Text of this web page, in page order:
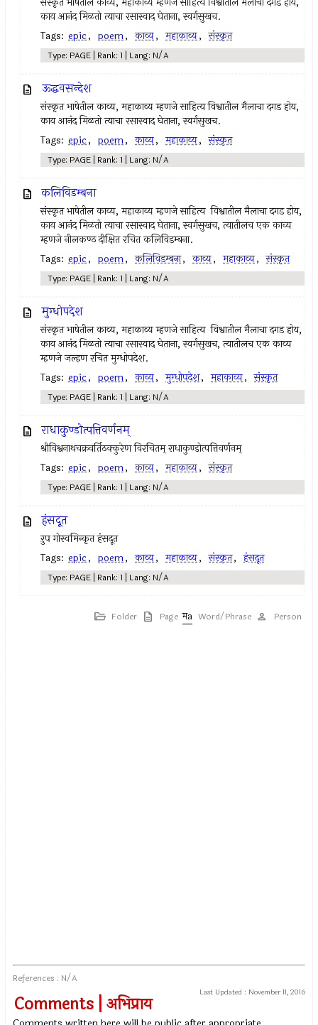
काय आनंद मिळतो त्याचा रसास्वाद घेताना, स्वर्गसुखच.
Tags: epic, poem, काव्य, महाकाव्य, संस्कृत
Type: PAGE | Rank: 1 | Lang: N/A
ऊद्धवसन्देश
संस्कृत भाषेतील काव्य, महाकाव्य म्हणजे साहित्य विश्वातील मैलाचा दगड होय,
काय आनंद मिळतो त्याचा रसास्वाद घेताना, स्वर्गसुखच.
Tags: epic, poem, काव्य, महाकाव्य, संस्कृत
Type: PAGE | Rank: 1 | Lang: N/A
कलिविडम्बना
संस्कृत भाषेतील काव्य, महाकाव्य म्हणजे साहित्य विश्वातील मैलाचा दगड होय,
काय आनंद मिळतो त्याचा रसास्वाद घेताना, स्वर्गसुखच, त्यातीलच एक काव्य
म्हणजे नीलकण्ठ दीक्षित रचित कलिविडम्बना.
Tags: epic, poem, कलिविडम्बना, काव्य, महाकाव्य, संस्कृत
Type: PAGE | Rank: 1 | Lang: N/A
मुग्धोपदेश
संस्कृत भाषेतील काव्य, महाकाव्य म्हणजे साहित्य विश्वातील मैलाचा दगड होय,
काय आनंद मिळतो त्याचा रसास्वाद घेताना, स्वर्गसुखच, त्यातीलच एक काव्य
म्हणजे जल्हण रचित मुग्धोपदेश.
Tags: epic, poem, काव्य, मुग्धोपदेश, महाकाव्य, संस्कृत
Type: PAGE | Rank: 1 | Lang: N/A
राधाकुण्डोत्पत्तिवर्णनम्
श्रीविश्वनाथचक्रवर्तिठक्कुरेण विरचितम् राधाकुण्डोत्पत्तिवर्णनम्
Tags: epic, poem, काव्य, महाकाव्य, संस्कृत
Type: PAGE | Rank: 1 | Lang: N/A
हंसदूत
ऱुप गोस्वमिन्कृत हंसदूत
Tags: epic, poem, काव्य, महाकाव्य, संस्कृत, हंसदूत
Type: PAGE | Rank: 1 | Lang: N/A
Folder Page Word/Phrase Person
References : N/A
Last Updated : November 11, 2016
Comments | अभिप्राय